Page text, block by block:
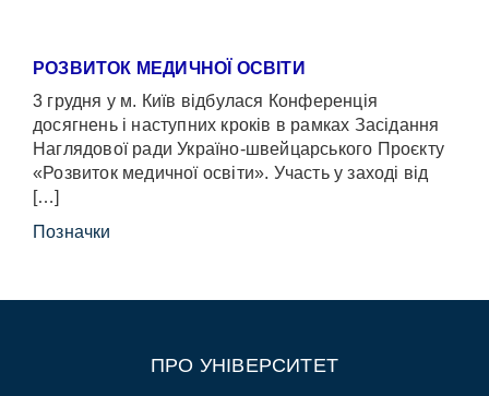
РОЗВИТОК МЕДИЧНОЇ ОСВІТИ
3 грудня у м. Київ відбулася Конференція
досягнень і наступних кроків в рамках Засідання
Наглядової ради Україно-швейцарського Проєкту
«Розвиток медичної освіти». Участь у заході від
[…]
Позначки
ПРО УНІВЕРСИТЕТ